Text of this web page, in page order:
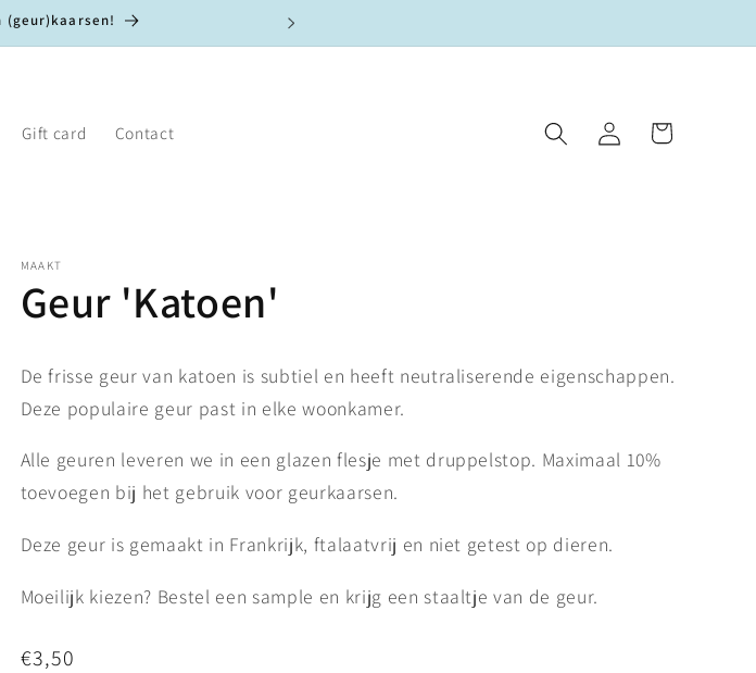
(geur)kaarsen!
Gift card Contact InloggenWinkelwagen
MAAKT
Geur 'Katoen'
De frisse geur van katoen is subtiel en heeft neutraliserende eigenschappen.
Deze populaire geur past in elke woonkamer.
Alle geuren leveren we in een glazen flesje met druppelstop. Maximaal 10%
toevoegen bij het gebruik voor geurkaarsen.
Deze geur is gemaakt in Frankrijk, ftalaatvrij en niet getest op dieren.
Moeilijk kiezen? Bestel een sample en krijg een staaltje van de geur.
Normale
€3,50